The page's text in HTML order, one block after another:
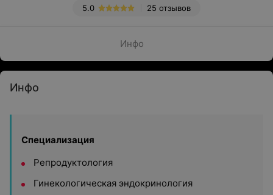
25 отзывов
5.0
Инфо
Инфо
Специализация
Репродуктология
Гинекологическая эндокринология